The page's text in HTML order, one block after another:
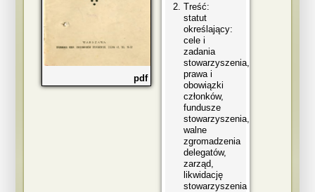
pdf
Treść:
statut
określający:
cele i
zadania
stowarzyszenia,
prawa i
obowiązki
członków,
fundusze
stowarzyszenia,
walne
zgromadzenia
delegatów,
zarząd,
likwidację
stowarzyszenia